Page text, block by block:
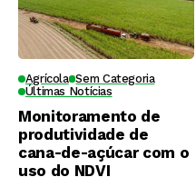
Agrícola Sem Categoria
Últimas Notícias
Monitoramento de
produtividade de
cana-de-açúcar com o
uso do NDVI